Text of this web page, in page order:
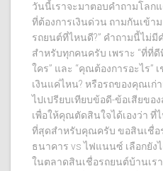
วันนี้เราจะมาตอบคำถามโลก
ที่ต้องการเงินด่วน ถามกันเข้า
รถยนต์ที่ไหนดี?” คำถามนี้ไม่มี
สำหรับทุกคนครับ เพราะ “ที่ที่
ใคร” และ “คุณต้องการอะไร”
เงินแค่ไหน? หรือรถของคุณเ
ไปเปรียบเทียบข้อดี-ข้อเสียขอ
เพื่อให้คุณตัดสินใจได้เองว่า ที่
ที่สุดสำหรับคุณครับ ขอสินเชื่อ
ธนาคาร vs ไฟแนนซ์ เลือกยัง
ในตลาดสินเชื่อรถยนต์บ้านเร